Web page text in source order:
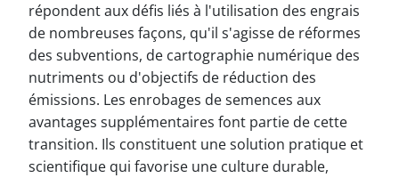
répondent aux défis liés à l'utilisation des engrais
de nombreuses façons, qu'il s'agisse de réformes
des subventions, de cartographie numérique des
nutriments ou d'objectifs de réduction des
émissions. Les enrobages de semences aux
avantages supplémentaires font partie de cette
transition. Ils constituent une solution pratique et
scientifique qui favorise une culture durable,